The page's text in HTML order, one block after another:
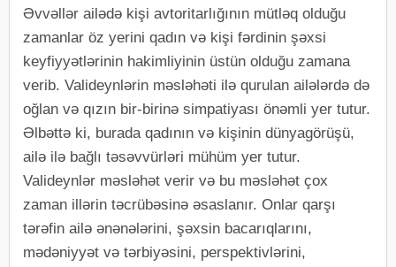
Əvvəllər ailədə kişi avtoritarlığının mütləq olduğu
zamanlar öz yerini qadın və kişi fərdinin şəxsi
keyfiyyətlərinin hakimliyinin üstün olduğu zamana
verib. Valideynlərin məsləhəti ilə qurulan ailələrdə də
oğlan və qızın bir-birinə simpatiyası önəmli yer tutur.
Əlbəttə ki, burada qadının və kişinin dünyagörüşü,
ailə ilə bağlı təsəvvürləri mühüm yer tutur.
Valideynlər məsləhət verir və bu məsləhət çox
zaman illərin təcrübəsinə əsaslanır. Onlar qarşı
tərəfin ailə ənənələrini, şəxsin bacarıqlarını,
mədəniyyət və tərbiyəsini, perspektivlərini,